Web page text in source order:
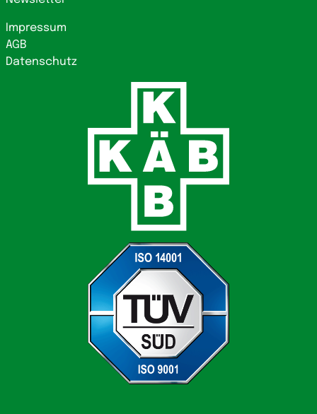
Impressum
AGB
Datenschutz